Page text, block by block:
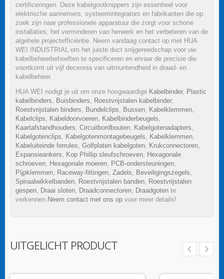
certificeringen. Deze kabelgootknippers zijn essentieel voor
elektrische aannemers, systeemintegrators en fabrikanten die op
zoek zijn naar professionele apparatuur die zorgt voor schone
installaties, het verminderen van herwerk en het verbeteren van de
algehele projectefficiëntie. Neem vandaag contact op met HUA
WEI INDUSTRIAL om het juiste duct snijgereedschap voor uw
kabelbeheerbehoeften te specificeren en ervaar de precisie die
voortkomt uit vijf decennia van uitmuntendheid in draad- en
kabelbeheer.
HUA WEI nodigt je uit om onze hoogwaardige Kabelbinder, Plastic
kabelbinders
Buisbinders Roestvrijstalen kabelbinder,
Roestvrijstalen binders
Bundelclips Bussen Kabelklemmen
Kabelclips
Kabeldoorvoeren Kabelbinderbeugels
Kaartafstandhouders Circuitbordbouten Kabelgotenadapters
Kabelgotenclips
Kabelgotenmontagebeugels Kabelklemmen
Kabeluiteinde ferrules Golfplaten kabelgoten Krukconnectoren
Expansieankers
Kop Phillip sleufschroeven Hexagonale
schroeven Hexagonale moeren PCB-ondersteuningen
Pijpklemmen Raceway-fittingen Zadels Beveiligingszegels
Spiraalwikkelbanden Roestvrijstalen banden Roestvrijstalen
gespen Draai sloten Draadconnectoren Draadgoten te
verkennen. Neem contact met ons op voor meer details!
UITGELICHT PRODUCT